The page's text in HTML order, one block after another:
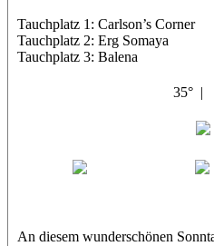
Tauchplatz 1: Carlson’s Corner
Tauchplatz 2: Erg Somaya
Tauchplatz 3: Balena
35° |
An diesem wunderschönen